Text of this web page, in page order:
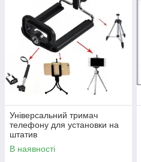
Універсальний тримач
телефону для установки на
штатив
В наявності